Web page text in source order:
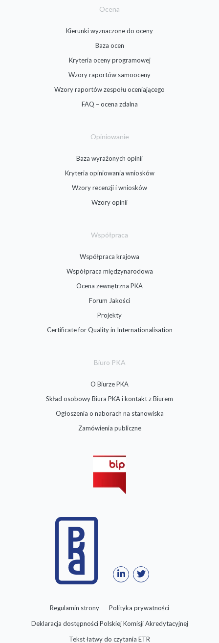
Ocena
Kierunki wyznaczone do oceny
Baza ocen
Kryteria oceny programowej
Wzory raportów samooceny
Wzory raportów zespołu oceniającego
FAQ – ocena zdalna
Opiniowanie
Baza wyrażonych opinii
Kryteria opiniowania wniosków
Wzory recenzji i wniosków
Wzory opinii
Współpraca
Współpraca krajowa
Współpraca międzynarodowa
Ocena zewnętrzna PKA
Forum Jakości
Projekty
Certificate for Quality in Internationalisation
Biuro PKA
O Biurze PKA
Skład osobowy Biura PKA i kontakt z Biurem
Ogłoszenia o naborach na stanowiska
Zamówienia publiczne
Regulamin strony
Polityka prywatności
Deklaracja dostępności Polskiej Komisji Akredytacyjnej
Tekst łatwy do czytania ETR